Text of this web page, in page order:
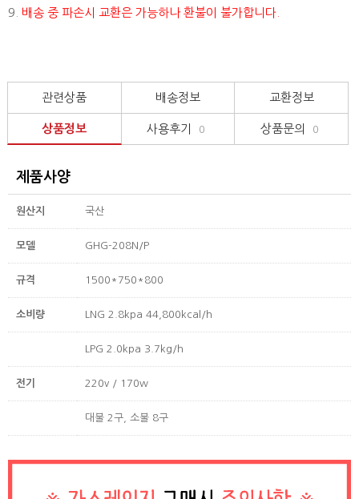
9. 배송 중 파손시 교환은 가능하나 환불이 불가합니다.
관련상품 배송정보 교환정보
상품정보 사용후기 0 상품문의 0
제품사양
원산지 국산
모델 GHG-208N/P
규격 1500*750*800
소비량 LNG 2.8kpa 44,800kcal/h
LPG 2.0kpa 3.7kg/h
전기 220v / 170w
대불 2구, 소불 8구